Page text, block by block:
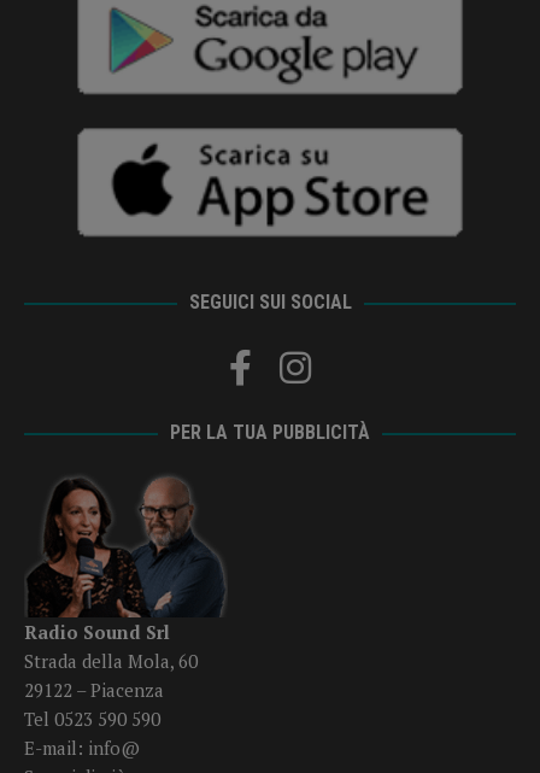
SEGUICI SUI SOCIAL
PER LA TUA PUBBLICITÀ
Radio Sound Srl
Strada della Mola, 60
29122 – Piacenza
Tel 0523 590 590
E-mail: info@